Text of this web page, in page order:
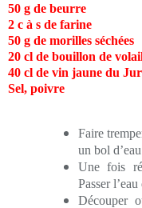
50 g de beurre
2 c à s de farine
50 g de morilles séchées
20 cl de bouillon de
40 cl de vin jaune du
Sel, poivre
Faire
un bol
Une fois
Passer
Découper